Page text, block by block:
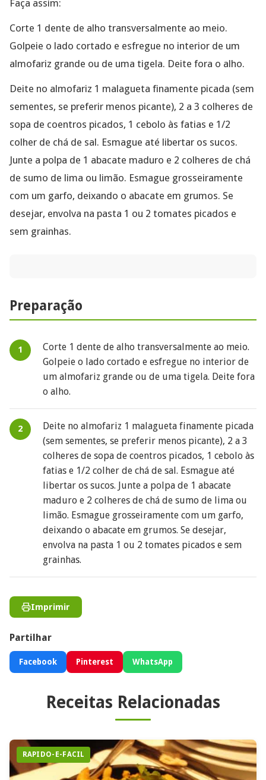
Faça assim:
Corte 1 dente de alho transversalmente ao meio.
Golpeie o lado cortado e esfregue no interior de um
almofariz grande ou de uma tigela. Deite fora o alho.
Deite no almofariz 1 malagueta finamente picada (sem
sementes, se preferir menos picante), 2 a 3 colheres de
sopa de coentros picados, 1 cebolo às fatias e 1/2
colher de chá de sal. Esmague até libertar os sucos.
Junte a polpa de 1 abacate maduro e 2 colheres de chá
de sumo de lima ou limão. Esmague grosseiramente
com um garfo, deixando o abacate em grumos. Se
desejar, envolva na pasta 1 ou 2 tomates picados e
sem grainhas.
Preparação
Corte 1 dente de alho transversalmente ao meio.
Golpeie o lado cortado e esfregue no interior de
um almofariz grande ou de uma tigela. Deite fora
o alho.
Deite no almofariz 1 malagueta finamente picada
(sem sementes, se preferir menos picante), 2 a 3
colheres de sopa de coentros picados, 1 cebolo às
fatias e 1/2 colher de chá de sal. Esmague até
libertar os sucos. Junte a polpa de 1 abacate
maduro e 2 colheres de chá de sumo de lima ou
limão. Esmague grosseiramente com um garfo,
deixando o abacate em grumos. Se desejar,
envolva na pasta 1 ou 2 tomates picados e sem
grainhas.
Imprimir
Partilhar
Facebook Pinterest WhatsApp
Receitas Relacionadas
RAPIDO-E-FACIL